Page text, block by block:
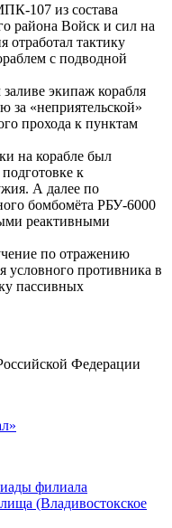
107 из состава
района Войск и сил на
отработал тактику
с подводной
экипаж корабля
за «неприятельской»
прохода к пунктам
на корабле был
к
А далее по
бомбомёта РБУ-6000
реактивными
по отражению
условного противника в
пассивных
Федерации
филиала
(Владивостокское